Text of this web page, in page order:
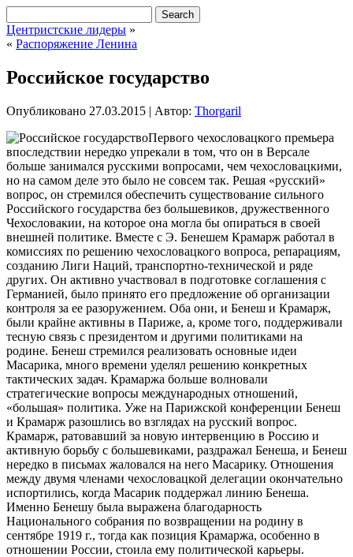
Центристские лидеры »
« Распоряжение Ленина
Российское государство
Опубликовано 27.03.2015 | Автор: Thorgaril
Первого чехословацкого премьера
впоследствии нередко упрекали в том, что он в Версале
больше занимался русскими вопросами, чем чехословацкими,
но на самом деле это было не совсем так. Решая «русский»
вопрос, он стремился обеспечить существование сильного
Российского государства без большевиков, дружественного
Чехословакии, на которое она могла бы опираться в своей
внешней политике. Вместе с Э. Бенешем Крамарж работал в
комиссиях по решению чехословацкого вопроса, репарациям,
созданию Лиги Наций, транспортно-технической и ряде
других. Он активно участвовал в подготовке соглашения с
Германией, было принято его предложение об организации
контроля за ее разоружением. Оба они, и Бенеш и Крамарж,
были крайне активны в Париже, а, кроме того, поддерживали
тесную связь с президентом и другими политиками на
родине. Бенеш стремился реализовать основные идеи
Масарика, много времени уделял решению конкретных
тактических задач. Крамаржа больше волновали
стратегические вопросы международных отношений,
«большая» политика. Уже на Парижской конференции Бенеш
и Крамарж разошлись во взглядах на русский вопрос.
Крамарж, ратовавший за новую интервенцию в Россию и
активную борьбу с большевиками, раздражал Бенеша, и Бенеш
нередко в письмах жаловался на него Масарику. Отношения
между двумя членами чехословацкой делегации окончательно
испортились, когда Масарик поддержал линию Бенеша.
Именно Бенешу была выражена благодарность
Национального собрания по возвращении на родину в
сентябре 1919 г., тогда как позиция Крамаржа, особенно в
отношении России, стоила ему политической карьеры.